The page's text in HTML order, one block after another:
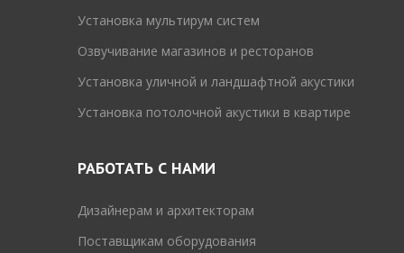
Установка мультирум систем
Озвучивание магазинов и ресторанов
Установка уличной и ландшафтной акустики
Установка потолочной акустики в квартире
РАБОТАТЬ С НАМИ
Дизайнерам и архитекторам
Поставщикам оборудования